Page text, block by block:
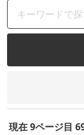
現在 9ページ目